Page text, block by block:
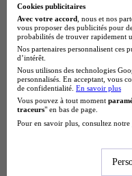
Cookies publicitaires
Avec votre accord , nous et nos
vous proposer des publicités pour
probabilités de trouver rapidement
Nos partenaires personnalisent
d’intérêt.
Nous utilisons des technologies
personnalisés. En acceptant, vous
de confidentialité. En savoir plus
Vous pouvez à tout moment
traceurs" en bas de page.
Pour en savoir plus, consultez notre